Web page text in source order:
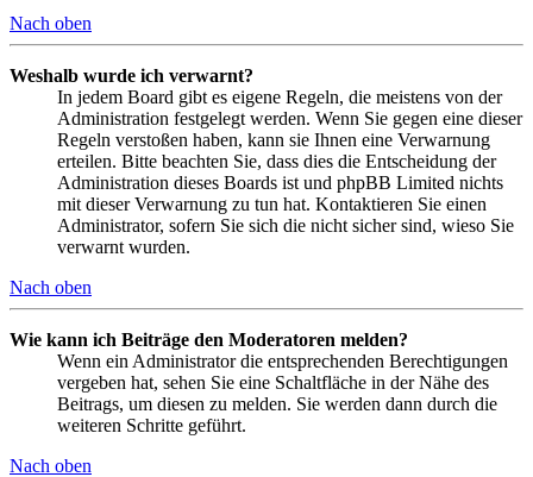
Nach oben
Weshalb wurde ich verwarnt?
In jedem Board gibt es eigene Regeln, die meistens von der
Administration festgelegt werden. Wenn Sie gegen eine dieser
Regeln verstoßen haben, kann sie Ihnen eine Verwarnung
erteilen. Bitte beachten Sie, dass dies die Entscheidung der
Administration dieses Boards ist und phpBB Limited nichts
mit dieser Verwarnung zu tun hat. Kontaktieren Sie einen
Administrator, sofern Sie sich die nicht sicher sind, wieso Sie
verwarnt wurden.
Nach oben
Wie kann ich Beiträge den Moderatoren melden?
Wenn ein Administrator die entsprechenden Berechtigungen
vergeben hat, sehen Sie eine Schaltfläche in der Nähe des
Beitrags, um diesen zu melden. Sie werden dann durch die
weiteren Schritte geführt.
Nach oben